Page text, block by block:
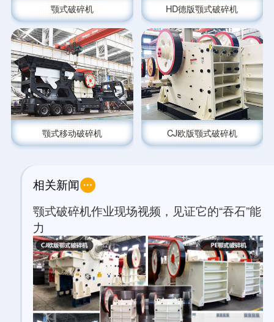
颚式破碎机 HD德版颚式破碎机
颚式移动破碎机 CJ欧版颚式破碎机
相关新闻
颚式破碎机作业现场视频，见证它的“吞石”能
力